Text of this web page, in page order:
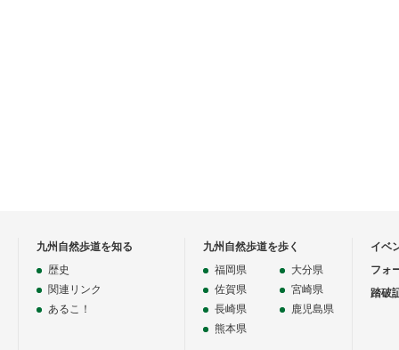
九州自然歩道を知る
歴史
関連リンク
あるこ！
九州自然歩道を歩く
福岡県
佐賀県
長崎県
熊本県
大分県
宮崎県
鹿児島県
イベ
フォ
踏破